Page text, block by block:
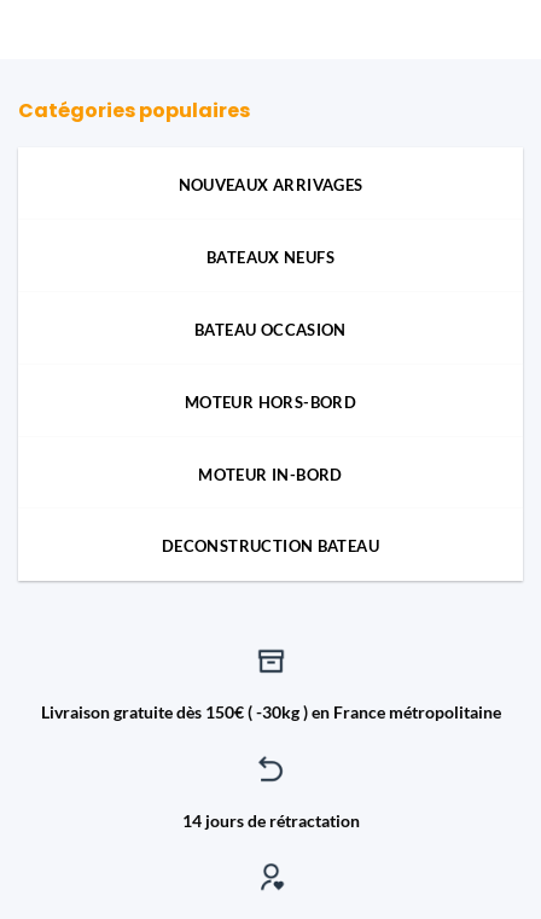
Catégories populaires
NOUVEAUX ARRIVAGES
BATEAUX NEUFS
BATEAU OCCASION
MOTEUR HORS-BORD
MOTEUR IN-BORD
DECONSTRUCTION BATEAU
Livraison gratuite dès 150€ ( -30kg ) en France métropolitaine
14 jours de rétractation